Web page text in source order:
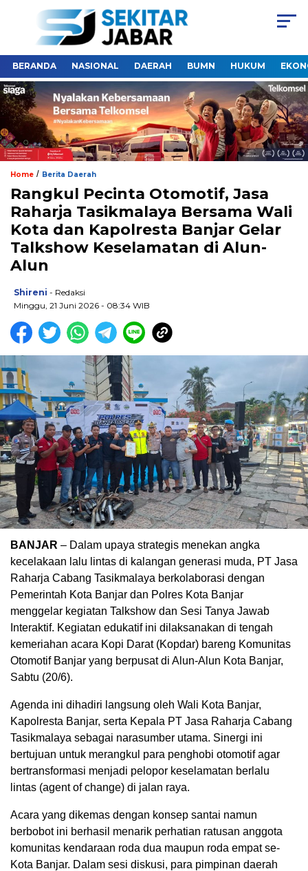
BERANDA NASIONAL DAERAH BUMN HUKUM
Home / Berita Daerah
Rangkul Pecinta Otomotif, Jasa
Raharja Tasikmalaya Bersama Wali
Kota dan Kapolresta Banjar Gelar
Talkshow Keselamatan di Alun-
Alun
Shireni - Redaksi
Minggu, 21 Juni 2026 - 08:34 WIB
BANJAR – Dalam upaya strategis menekan angka
kecelakaan lalu lintas di kalangan generasi muda, PT Jasa
Raharja Cabang Tasikmalaya berkolaborasi dengan
Pemerintah Kota Banjar dan Polres Kota Banjar
menggelar kegiatan Talkshow dan Sesi Tanya Jawab
Interaktif. Kegiatan edukatif ini dilaksanakan di tengah
kemeriahan acara Kopi Darat (Kopdar) bareng Komunitas
Otomotif Banjar yang berpusat di Alun-Alun Kota Banjar,
Sabtu (20/6).
Agenda ini dihadiri langsung oleh Wali Kota Banjar,
Kapolresta Banjar, serta Kepala PT Jasa Raharja Cabang
Tasikmalaya sebagai narasumber utama. Sinergi ini
bertujuan untuk merangkul para penghobi otomotif agar
bertransformasi menjadi pelopor keselamatan berlalu
lintas (agent of change) di jalan raya.
Acara yang dikemas dengan konsep santai namun
berbobot ini berhasil menarik perhatian ratusan anggota
komunitas kendaraan roda dua maupun roda empat se-
Kota Banjar. Dalam sesi diskusi, para pimpinan daerah